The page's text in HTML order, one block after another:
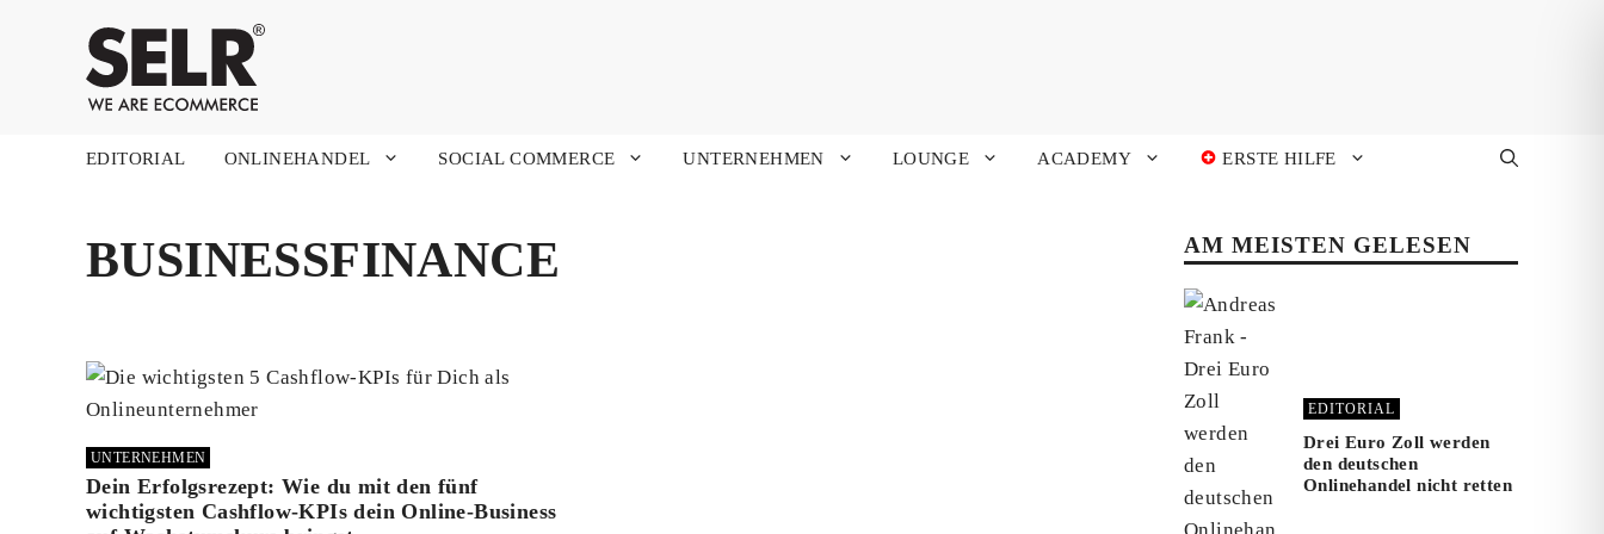
EDITORIAL ONLINEHANDEL SOCIAL COMMERCE UNTERNEHMEN LOUNGE ACADEMY ERSTE HILFE
BUSINESSFINANCE
UNTERNEHMEN
Dein Erfolgsrezept: Wie du mit den fünf
wichtigsten Cashflow-KPIs dein Online-Business
AM MEISTEN GELESEN
EDITORIAL
Drei Euro Zoll werden
den deutschen
Onlinehandel nicht retten